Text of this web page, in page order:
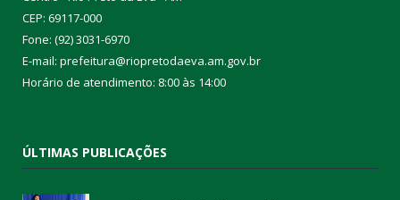
CEP: 69117-000
Fone: (92) 3031-6970
E-mail: prefeitura@riopretodaeva.am.gov.br
Horário de atendimento: 8:00 às 14:00
ÚLTIMAS PUBLICAÇÕES